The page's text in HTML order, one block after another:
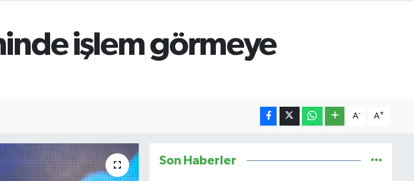
işlem görmeye
A- A+
Son Haberler